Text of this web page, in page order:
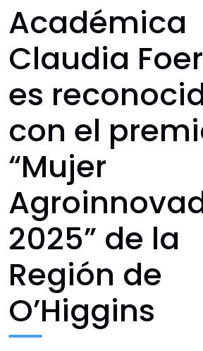
Académica
Claudia
es
con el
“Mujer
2025” de la
Región de
O’Higgins